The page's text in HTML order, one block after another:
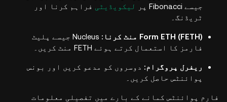
جیسے Fibonacci پر
لیکویڈیٹی فراہم کرنا اور
ٹریڈنگ۔
Form ETH (FETH) منٹ کرنا:
Nucleus جیسے پلیٹ
فارمز کا استعمال کرتے ہوئے FETH منٹ کریں۔
ریفرل پروگرام: دوسروں کو مدعو کریں اور بونس
پوائنٹس حاصل کریں۔
فارم پوائنٹس کمانے کے بارے میں تفصیلی معلومات